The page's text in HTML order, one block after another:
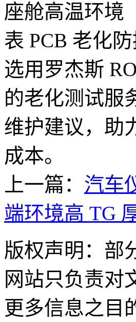
座舱高温环境
表 PCB 老化
选用罗杰斯
的老化测试服
维护建议，助
成本。
上一篇： 汽车
端环境高 TG
版权声明：部
网站只负责对
更多信息之目